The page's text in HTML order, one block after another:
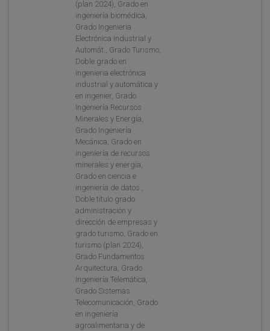
(plan 2024), Grado en
ingeniería biomédica,
Grado Ingeniería
Electrónica Industrial y
Automát., Grado Turismo,
Doble grado en
ingenieria electrónica
industrial y automática y
en ingenier, Grado
Ingeniería Recursos
Minerales y Energía,
Grado Ingeniería
Mecánica, Grado en
ingeniería de recursos
minerales y energía,
Grado en ciencia e
ingeniería de datos ,
Doble título grado
administración y
dirección de empresas y
grado turismo, Grado en
turismo (plan 2024),
Grado Fundamentos
Arquitectura, Grado
Ingeniería Telemática,
Grado Sistemas
Telecomunicación, Grado
en ingeniería
agroalimentaria y de